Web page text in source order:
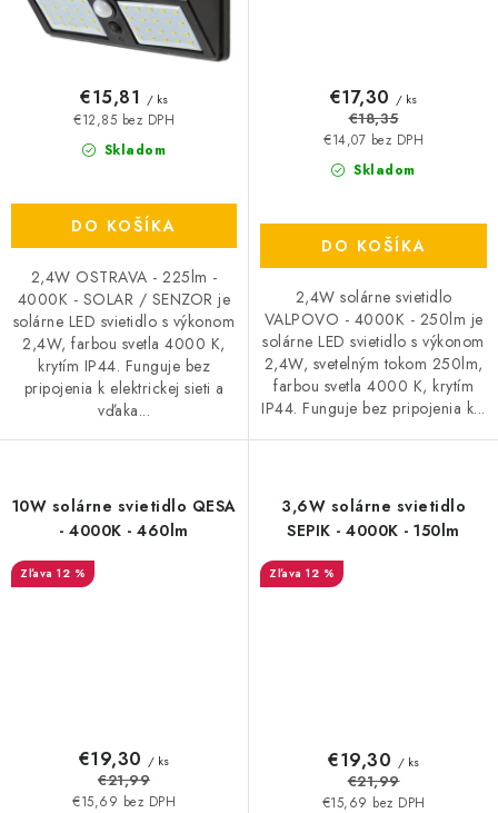
Skladom
€12,85 bez DPH
€15,81 / ks
DO KOŠÍKA
2,4W OSTRAVA - 225lm -
4000K - SOLAR / SENZOR je
solárne LED svietidlo s výkonom
2,4W, farbou svetla 4000 K,
krytím IP44. Funguje bez
pripojenia k elektrickej sieti a
vďaka...
Skladom
€14,07 bez DPH
€17,30 / ks
€18,35
DO KOŠÍKA
2,4W solárne svietidlo
VALPOVO - 4000K - 250lm je
solárne LED svietidlo s výkonom
2,4W, svetelným tokom 250lm,
farbou svetla 4000 K, krytím
IP44. Funguje bez pripojenia k...
10W solárne svietidlo QESA
- 4000K - 460lm
12 %
€15,69 bez DPH
€19,30 / ks
€21,99
3,6W solárne svietidlo
SEPIK - 4000K - 150lm
12 %
€15,69 bez DPH
€19,30 / ks
€21,99